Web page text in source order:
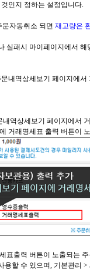
정하는 설정입니다.
자동취소 되면 재고량은
실패시 마이페이지에서
내역상세보기 페이지에
내역상세보기 페이지에서
세표 출력 버튼이 노
표출력 버튼이 노출되는
용할 수 있으며, 기본관리